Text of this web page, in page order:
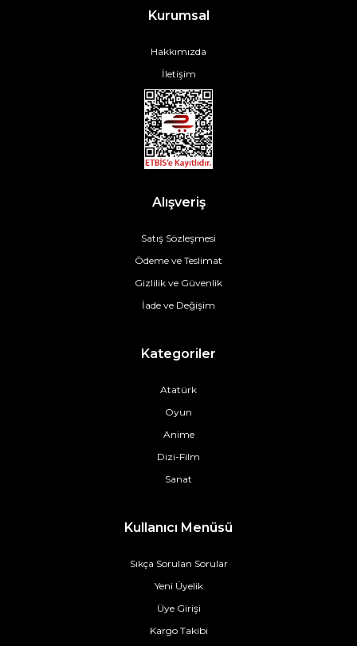
Kurumsal
Hakkımızda
İletişim
Alışveriş
Satış Sözleşmesi
Ödeme ve Teslimat
Gizlilik ve Güvenlik
İade ve Değişim
Kategoriler
Atatürk
Oyun
Anime
Dizi-Film
Sanat
Kullanıcı Menüsü
Sıkça Sorulan Sorular
Yeni Üyelik
Üye Girişi
Kargo Takibi